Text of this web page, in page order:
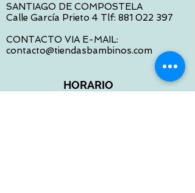
SANTIAGO DE COMPOSTELA
Calle García Prieto 4 Tlf: 881 022 397
CONTACTO VIA E-MAIL:
contacto@tiendasbambinos.com
HORARIO